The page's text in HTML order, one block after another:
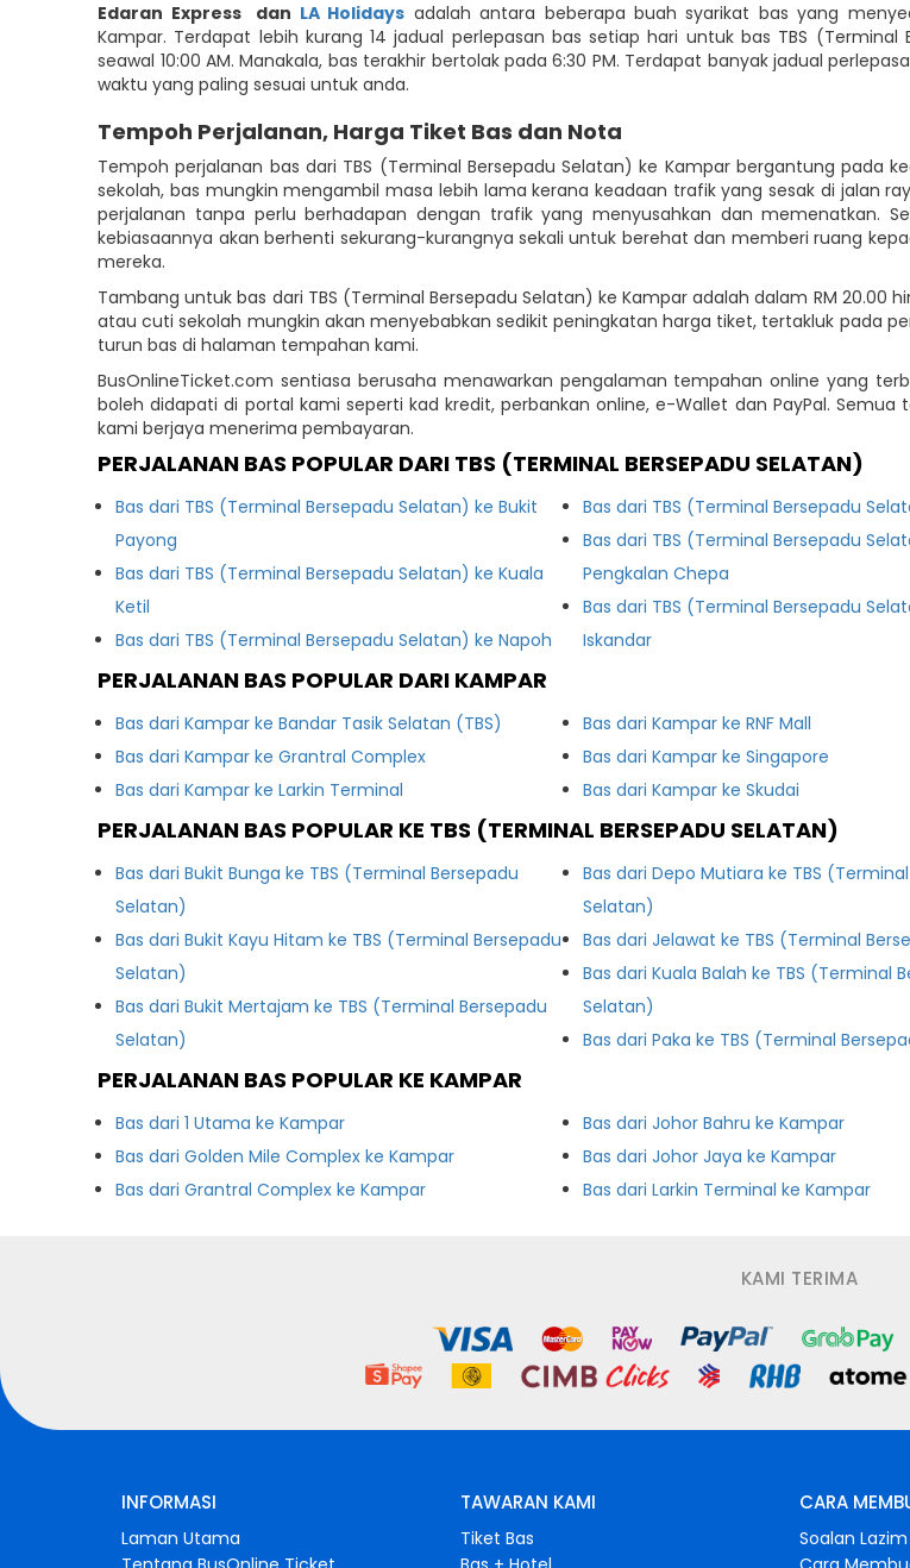
Edaran Express dan LA Holidays adalah antara beberapa buah syarikat bas yang
Kampar. Terdapat lebih kurang 14 jadual perlepasan bas setiap hari untuk bas TBS
seawal 10:00 AM. Manakala, bas terakhir bertolak pada 6:30 PM. Terdapat banyak jadual
waktu yang paling sesuai untuk anda.
Tempoh Perjalanan, Harga Tiket Bas dan Nota
Tempoh perjalanan bas dari TBS (Terminal Bersepadu Selatan) ke Kampar bergantung
sekolah, bas mungkin mengambil masa lebih lama kerana keadaan trafik yang sesak di jalan
perjalanan tanpa perlu berhadapan dengan trafik yang menyusahkan dan memenatkan.
kebiasaannya akan berhenti sekurang-kurangnya sekali untuk berehat dan memberi ruang
mereka.
Tambang untuk bas dari TBS (Terminal Bersepadu Selatan) ke Kampar adalah dalam RM 20.00
atau cuti sekolah mungkin akan menyebabkan sedikit peningkatan harga tiket, tertakluk pada
turun bas di halaman tempahan kami.
BusOnlineTicket.com sentiasa berusaha menawarkan pengalaman tempahan online yang
boleh didapati di portal kami seperti kad kredit, perbankan online, e-Wallet dan PayPal.
kami berjaya menerima pembayaran.
PERJALANAN BAS POPULAR DARI TBS (TERMINAL BERSEPADU SELATAN)
Bas dari TBS (Terminal Bersepadu Selatan) ke Bukit
Payong
Bas dari TBS (Terminal Bersepadu Selatan) ke Kuala
Ketil
Bas dari TBS (Terminal Bersepadu Selatan) ke Napoh
Bas dari TBS (Terminal Bersepadu
Bas dari TBS (Terminal Bersepadu
Pengkalan Chepa
Bas dari TBS (Terminal Bersepadu
Iskandar
PERJALANAN BAS POPULAR DARI KAMPAR
Bas dari Kampar ke Bandar Tasik Selatan (TBS)
Bas dari Kampar ke Grantral Complex
Bas dari Kampar ke Larkin Terminal
Bas dari Kampar ke RNF Mall
Bas dari Kampar ke Singapore
Bas dari Kampar ke Skudai
PERJALANAN BAS POPULAR KE TBS (TERMINAL BERSEPADU SELATAN)
Bas dari Bukit Bunga ke TBS (Terminal Bersepadu
Selatan)
Bas dari Bukit Kayu Hitam ke TBS (Terminal Bersepadu
Selatan)
Bas dari Bukit Mertajam ke TBS (Terminal Bersepadu
Selatan)
Bas dari Depo Mutiara ke TBS
Selatan)
Bas dari Jelawat ke TBS (Terminal
Bas dari Kuala Balah ke TBS (Terminal
Selatan)
Bas dari Paka ke TBS (Terminal
PERJALANAN BAS POPULAR KE KAMPAR
Bas dari 1 Utama ke Kampar
Bas dari Golden Mile Complex ke Kampar
Bas dari Grantral Complex ke Kampar
Bas dari Johor Bahru ke Kampar
Bas dari Johor Jaya ke Kampar
Bas dari Larkin Terminal ke Kampar
KAMI TERIMA
INFORMASI
Laman Utama
TAWARAN KAMI
Tiket Bas
CARA
Soalan Lazim